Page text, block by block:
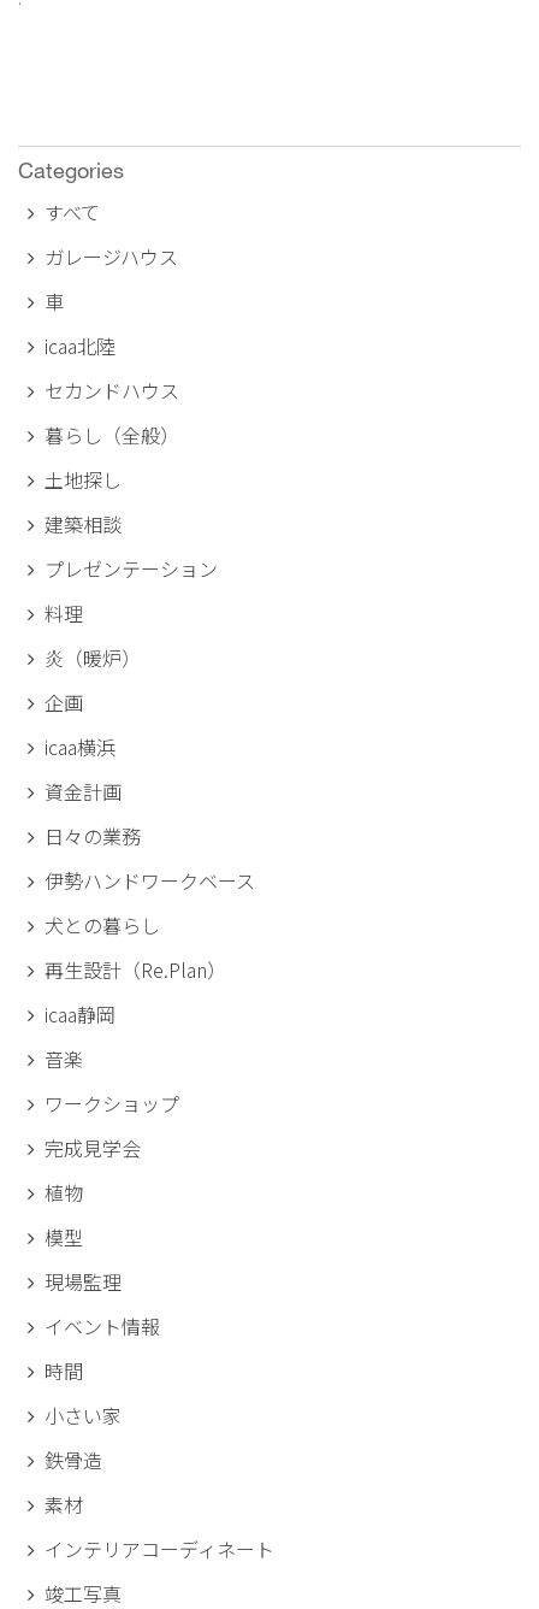
Categories
すべて
ガレージハウス
車
icaa北陸
セカンドハウス
暮らし（全般）
土地探し
建築相談
プレゼンテーション
料理
炎（暖炉）
企画
icaa横浜
資金計画
日々の業務
伊勢ハンドワークベース
犬との暮らし
再生設計（Re.Plan）
icaa静岡
音楽
ワークショップ
完成見学会
植物
模型
現場監理
イベント情報
時間
小さい家
鉄骨造
素材
インテリアコーディネート
竣工写真